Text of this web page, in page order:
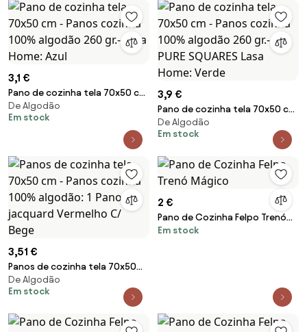
3,1 €
Pano de cozinha tela 70x50 cm
- Panos cozinha 100% algodão
260 gr.- Lasa Home: Azul
De Algodão
Em stock
3,9 €
Pano de cozinha tela 70x50 cm
- Panos cozinha 100% algodão
260 gr.- PURE SQUARES Lasa
De Algodão
Em stock
3,51 €
Panos de cozinha tela 70x50
cm - Panos cozinha 100%
algodão: 1 Pano jacquard
De Algodão
Em stock
2 €
Pano de Cozinha Felpo Trenó
Mágico
Em stock